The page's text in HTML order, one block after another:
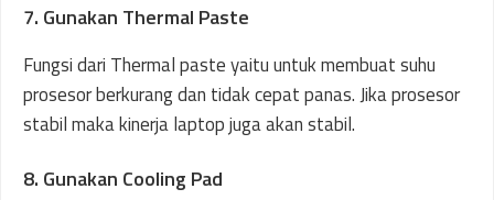
7. Gunakan Thermal Paste
Fungsi dari Thermal paste yaitu untuk membuat suhu
prosesor berkurang dan tidak cepat panas. Jika prosesor
stabil maka kinerja laptop juga akan stabil.
8. Gunakan Cooling Pad